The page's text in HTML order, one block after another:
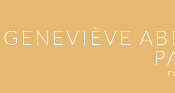
GENEVIÈVE